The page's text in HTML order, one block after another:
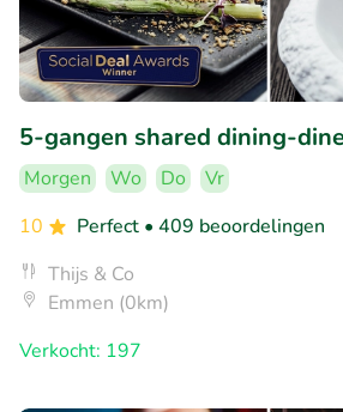
5-gangen shared dining-
Morgen Wo Do
Vr
10
Perfect • 409 beoordelingen
Thijs & Co
Emmen (0km)
Verkocht: 197